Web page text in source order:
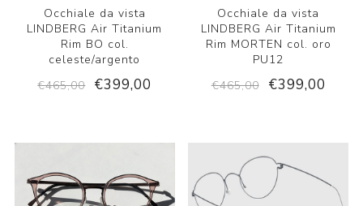
Occhiale da vista
LINDBERG Air Titanium
Rim BO col.
celeste/argento
€465,00
€399,00
Occhiale da vista
LINDBERG Air Titanium
Rim MORTEN col. oro
PU12
€465,00
€399,00